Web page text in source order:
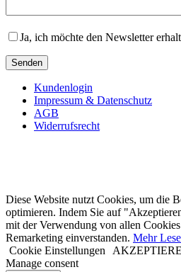
Ja, ich möchte den Newsletter
Kundenlogin
Impressum & Datenschutz
AGB
Widerrufsrecht
Diese Website nutzt Cookies, um die
optimieren. Indem Sie auf
mit der Verwendung von allen
Remarketing einverstanden. Mehr
Cookie Einstellungen
Manage consent